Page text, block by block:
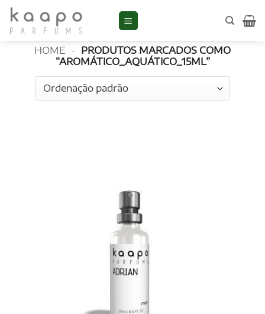
Skip
contentaromático_aquático_15ml
HOME - PRODUTOS MARCADOS COMO
“AROMÁTICO_AQUÁTICO_15ML”